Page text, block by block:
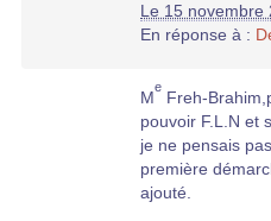
Le 15 novembre
En réponse à :
M
e
Freh-
pouvoir F.L.N et
je ne pensais
première
ajouté.